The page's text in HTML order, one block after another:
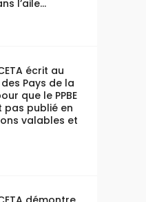
l’aile…
écrit au
Pays de la
que le PPBE
pas publié en
valables et